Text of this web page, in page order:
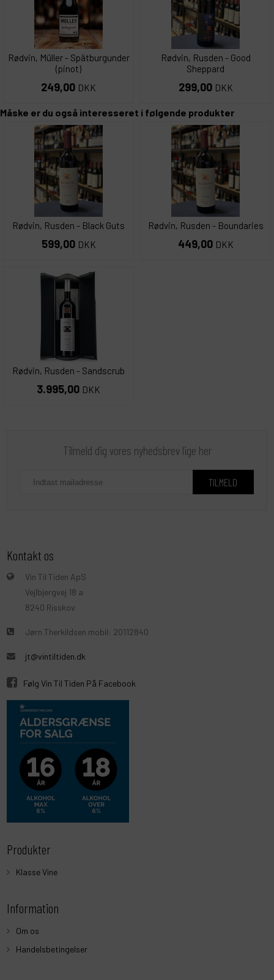
Rødvin, Müller - Spätburgunder
(pinot)
249,00 DKK
Rødvin, Rusden - Good
Sheppard
299,00 DKK
Måske er du også interesseret i følgende produkter
Rødvin, Rusden - Black Guts
599,00 DKK
Rødvin, Rusden - Boundaries
449,00 DKK
Rødvin, Rusden - Sandscrub
3.995,00 DKK
Tilmeld dig vores nyhedsbrev lige her
Kontakt os
Vin Til Tiden ApS
Vejlbjergvej 18 a
8240 Risskov
Jørn Therkildsen mobil: 20112840
jt@vintiltiden.dk
Følg Vin Til Tiden På Facebook
Produkter
Klasse Vine
Information
Om os
Handelsbetingelser